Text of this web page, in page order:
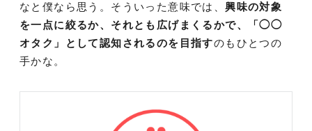
なと僕なら思う。そういった意味では、興味の対象
を一点に絞るか、それとも広げまくるかで、「◯◯
オタク」として認知されるのを目指すのもひとつの
手かな。